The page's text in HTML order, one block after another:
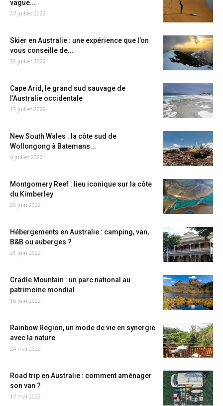
vague...
27 juillet 2022
Skier en Australie : une expérience que l’on
vous conseille de...
20 juillet 2022
Cape Arid, le grand sud sauvage de
l’Australie occidentale
13 juillet 2022
New South Wales : la côte sud de
Wollongong à Batemans...
6 juillet 2022
Montgomery Reef : lieu iconique sur la côte
du Kimberley
29 juin 2022
Hébergements en Australie : camping, van,
B&B ou auberges ?
21 juin 2022
Cradle Mountain : un parc national au
patrimoine mondial
16 juin 2022
Rainbow Region, un mode de vie en synergie
avec la nature
24 mai 2022
Road trip en Australie : comment aménager
son van ?
17 mai 2022